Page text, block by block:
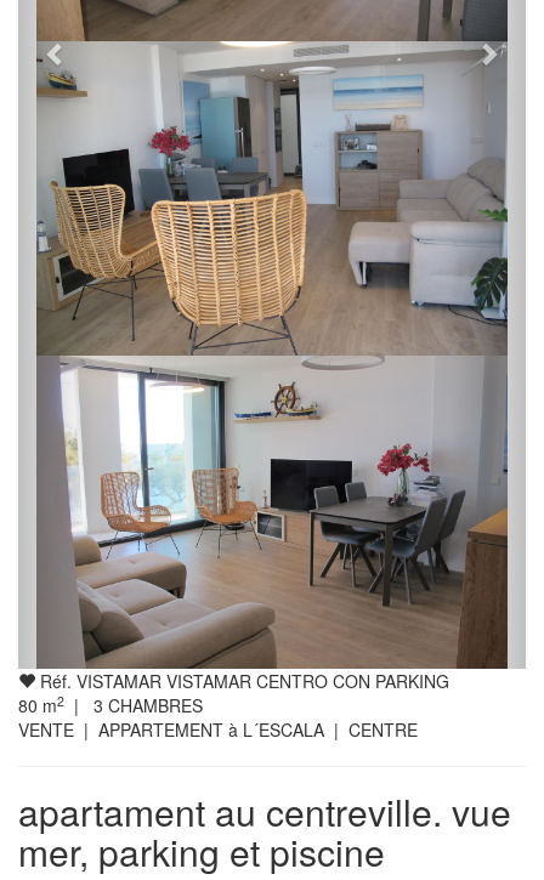
Réf. VISTAMAR VISTAMAR CENTRO CON PARKING
80 m2 | 3 CHAMBRES
VENTE | APPARTEMENT à L´ESCALA | CENTRE
apartament au centreville. vue
mer, parking et piscine